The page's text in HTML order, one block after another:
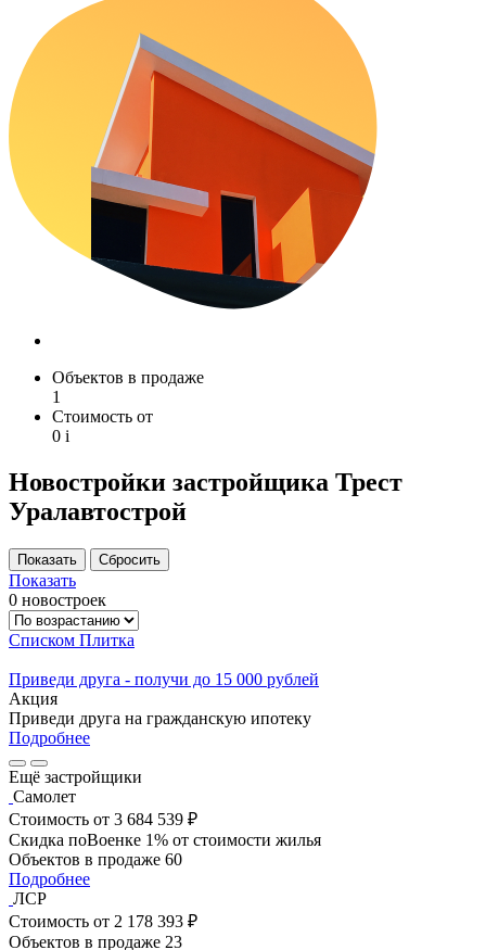
Объектов в продаже
1
Стоимость от
0 i
Новостройки застройщика Трест
Уралавтострой
Показать
0 новостроек
Списком Плитка
Приведи друга - получи до 15 000 рублей
Акция
Приведи друга на гражданскую ипотеку
Подробнее
Ещё застройщики
Самолет
Стоимость от 3 684 539 ₽
Скидка поВоенке 1% от стоимости жилья
Объектов в продаже 60
Подробнее
ЛСР
Стоимость от 2 178 393 ₽
Объектов в продаже 23